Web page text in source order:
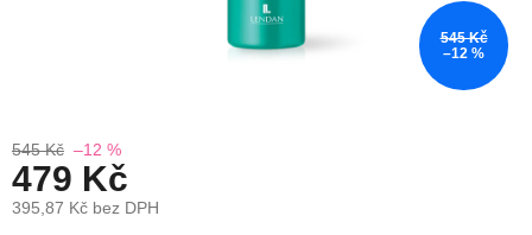
545 Kč
–12 %
545 Kč –12 %
479 Kč
395,87 Kč bez DPH